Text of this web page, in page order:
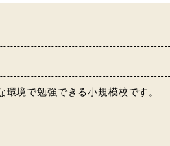
境で勉強できる小規模校です。